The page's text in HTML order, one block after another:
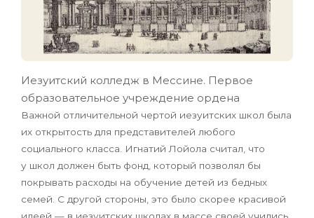
Иезуитский колледж в Мессине. Первое
образовательное учреждение ордена
Важной отличительной чертой иезуитских школ была
их открытость для представителей любого
социального класса. Игнатий Лойола считал, что
у школ должен быть фонд, который позволял бы
покрывать расходы на обучение детей из бедных
семей. С другой стороны, это было скорее красивой